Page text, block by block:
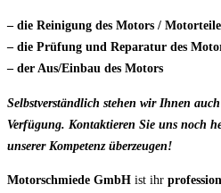
– die Reinigung des Motors / Motorteile
– die Prüfung und Reparatur des
– der Aus/Einbau des Motors
Selbstverständlich stehen wir Ihnen
Verfügung. Kontaktieren Sie uns noch
unserer Kompetenz überzeugen!
Motorschmiede GmbH ist ihr